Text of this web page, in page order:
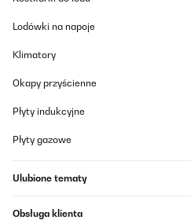
Macht einen stabilen Eindruck.
Amazon-Benutzer
Lodówki na napoje
Klimatory
Okapy przyścienne
Płyty indukcyjne
Płyty gazowe
Ulubione tematy
Obsługa klienta